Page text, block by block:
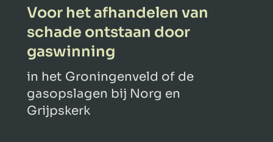
Voor het afhandelen van
schade ontstaan door
gaswinning
in het Groningenveld of de
gasopslagen bij Norg en
Grijpskerk